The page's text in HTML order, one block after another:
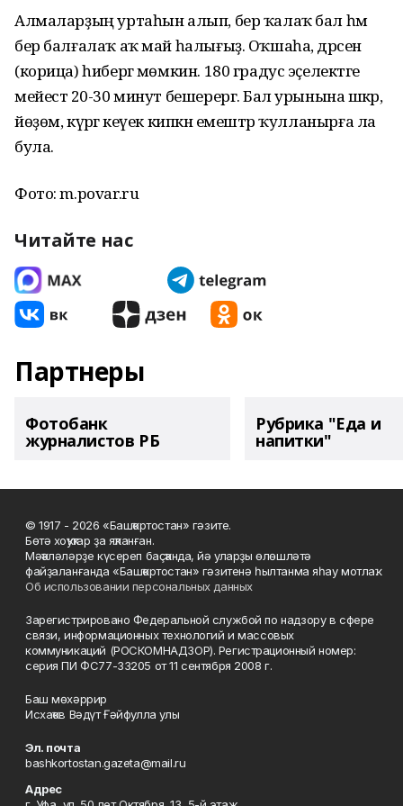
Алмаларҙың уртаһын алып, бер ҡалаҡ бал һәм
бер балғалаҡ аҡ май һалығыҙ. Оҡшаһа, дәрсен
(корица) һибергә мөмкин. 180 градус эҫелектәге
мейестә 20-30 минут бешерергә. Бал урынына шәкәр,
йөҙөм, күрәгә кеүек кипкән емештәр ҡулланырға ла
була.
Фото: m.povar.ru
Читайте нас
Партнеры
Фотобанк
журналистов РБ
Рубрика "Еда и
напитки"
© 1917 - 2026 «Башҡортостан» гәзите.
Бөтә хоҡуҡтар ҙа яҡланған.
Мәҡәләләрҙе күсереп баҫҡанда, йә уларҙы өлөшләтә
файҙаланғанда «Башҡортостан» гәзитенә һылтанма яһау мотлаҡ.
Об использовании персональных данных
Зарегистрировано Федеральной службой по надзору в сфере
связи, информационных технологий и массовых
коммуникаций (РОСКОМНАДЗОР). Регистрационный номер:
серия ПИ ФС77-33205 от 11 сентября 2008 г.
Баш мөхәррир
Исхаҡов Вәдүт Ғәйфулла улы
Эл. почта
bashkortostan.gazeta@mail.ru
Адрес